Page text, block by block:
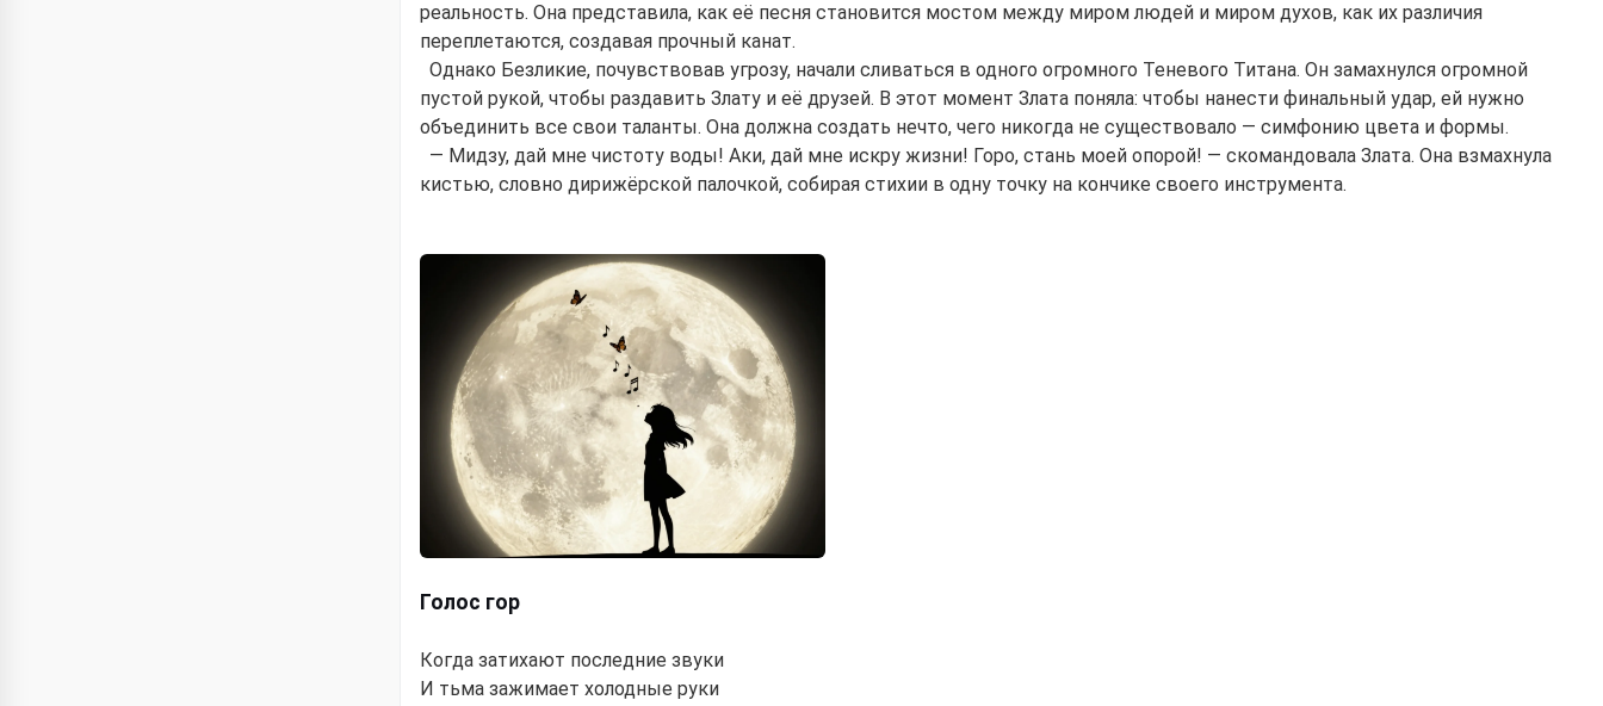
реальность. Она представила, как её песня становится мостом между миром людей и миром духов, как их различия
переплетаются, создавая прочный канат.
Однако Безликие, почувствовав угрозу, начали сливаться в одного огромного Теневого Титана. Он замахнулся огромной
пустой рукой, чтобы раздавить Злату и её друзей. В этот момент Злата поняла: чтобы нанести финальный удар, ей нужно
объединить все свои таланты. Она должна создать нечто, чего никогда не существовало — симфонию цвета и формы.
— Мидзу, дай мне чистоту воды! Аки, дай мне искру жизни! Горо, стань моей опорой! — скомандовала Злата. Она взмахнула
кистью, словно дирижёрской палочкой, собирая стихии в одну точку на кончике своего инструмента.
Голос гор
Когда затихают последние звуки
И тьма зажимает холодные руки